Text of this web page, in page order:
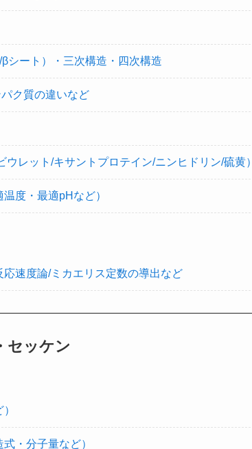
シート）・三次構造・四次構造
ク質の違いなど
レット/キサントプロテイン/ニンヒドリン/硫黄）
度・最適pHなど）
応速度論/ミカエリス定数の導出など
セッケン
・分子量など）